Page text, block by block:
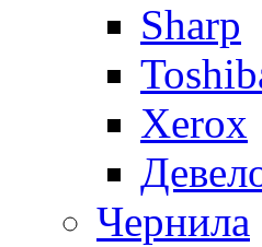
Sharp
Xerox
Чернила